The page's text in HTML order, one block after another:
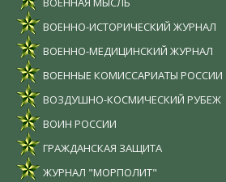
ВОЕННО-ИСТОРИЧЕСКИЙ ЖУРНАЛ
ВОЕННО-МЕДИЦИНСКИЙ ЖУРНАЛ
ВОЕННЫЕ КОМИССАРИАТЫ РОССИИ
ВОЗДУШНО-КОСМИЧЕСКИЙ РУБЕЖ
ВОИН РОССИИ
ГРАЖДАНСКАЯ ЗАЩИТА
ЖУРНАЛ "МОРПОЛИТ"